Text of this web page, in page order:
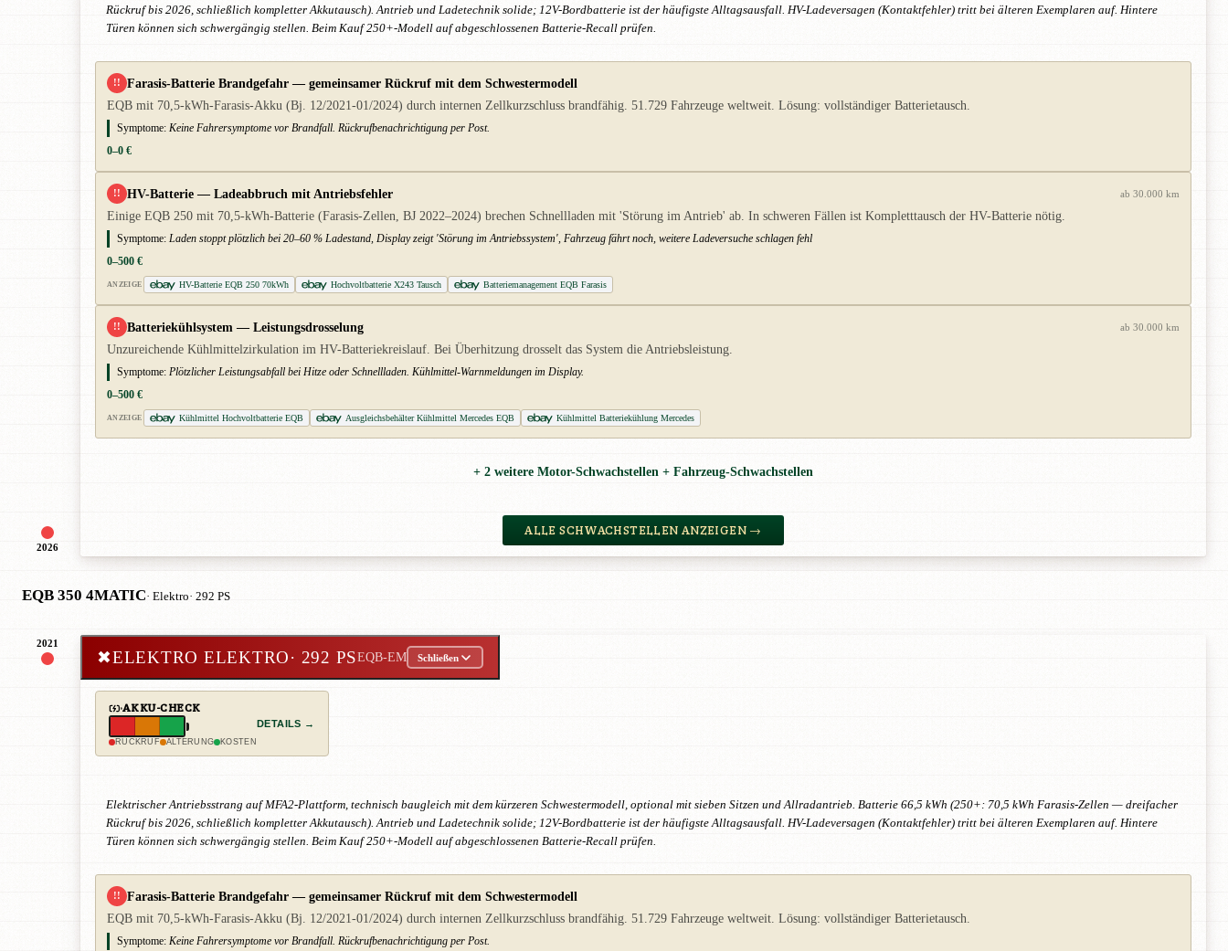
2026
Rückruf bis 2026, schließlich kompletter Akkutausch). Antrieb und Ladetechnik solide; 12V-Bordbatterie ist der häufigste Alltagsausfall. HV-Ladeversagen (Kontaktfehler) tritt bei älteren Exemplaren auf. Hintere
Türen können sich schwergängig stellen. Beim Kauf 250+-Modell auf abgeschlossenen Batterie-Recall prüfen.
!! Farasis-Batterie Brandgefahr — gemeinsamer Rückruf mit dem Schwestermodell
EQB mit 70,5-kWh-Farasis-Akku (Bj. 12/2021-01/2024) durch internen Zellkurzschluss brandfähig. 51.729 Fahrzeuge weltweit. Lösung: vollständiger Batterietausch.
Symptome: Keine Fahrersymptome vor Brandfall. Rückrufbenachrichtigung per Post.
0–0 €
!! HV-Batterie — Ladeabbruch mit Antriebsfehler ab 30.000 km
Einige EQB 250 mit 70,5-kWh-Batterie (Farasis-Zellen, BJ 2022–2024) brechen Schnellladen mit 'Störung im Antrieb' ab. In schweren Fällen ist Kompletttausch der HV-Batterie nötig.
Symptome: Laden stoppt plötzlich bei 20–60 % Ladestand, Display zeigt 'Störung im Antriebssystem', Fahrzeug fährt noch, weitere Ladeversuche schlagen fehl
0–500 €
ANZEIGE HV-Batterie EQB 250 70kWh Hochvoltbatterie X243 Tausch Batteriemanagement EQB Farasis
!! Batteriekühlsystem — Leistungsdrosselung ab 30.000 km
Unzureichende Kühlmittelzirkulation im HV-Batteriekreislauf. Bei Überhitzung drosselt das System die Antriebsleistung.
Symptome: Plötzlicher Leistungsabfall bei Hitze oder Schnellladen. Kühlmittel-Warnmeldungen im Display.
0–500 €
ANZEIGE Kühlmittel Hochvoltbatterie EQB Ausgleichsbehälter Kühlmittel Mercedes EQB Kühlmittel Batteriekühlung Mercedes
+ 2 weitere Motor-Schwachstellen + Fahrzeug-Schwachstellen
ALLE SCHWACHSTELLEN ANZEIGEN →
EQB 350 4MATIC· Elektro· 292 PS
2021
✖ELEKTRO ELEKTRO· 292 PSEQB-EM Schließen
AKKU-CHECK
RÜCKRUF ALTERUNG KOSTEN
DETAILS →
Elektrischer Antriebsstrang auf MFA2-Plattform, technisch baugleich mit dem kürzeren Schwestermodell, optional mit sieben Sitzen und Allradantrieb. Batterie 66,5 kWh (250+: 70,5 kWh Farasis-Zellen — dreifacher
Rückruf bis 2026, schließlich kompletter Akkutausch). Antrieb und Ladetechnik solide; 12V-Bordbatterie ist der häufigste Alltagsausfall. HV-Ladeversagen (Kontaktfehler) tritt bei älteren Exemplaren auf. Hintere
Türen können sich schwergängig stellen. Beim Kauf 250+-Modell auf abgeschlossenen Batterie-Recall prüfen.
!! Farasis-Batterie Brandgefahr — gemeinsamer Rückruf mit dem Schwestermodell
EQB mit 70,5-kWh-Farasis-Akku (Bj. 12/2021-01/2024) durch internen Zellkurzschluss brandfähig. 51.729 Fahrzeuge weltweit. Lösung: vollständiger Batterietausch.
Symptome: Keine Fahrersymptome vor Brandfall. Rückrufbenachrichtigung per Post.